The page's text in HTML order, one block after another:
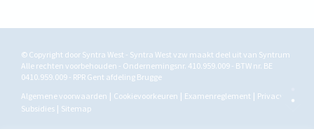
© Copyright door Syntra West - Syntra West vzw maakt deel uit van Syntrum
Alle rechten voorbehouden - Ondernemingsnr. 410.959.009 - BTW nr. BE
0410.959.009 - RPR Gent afdeling Brugge
Algemene voorwaarden
Cookievoorkeuren Examenreglement
Privacy
Subsidies
Sitemap